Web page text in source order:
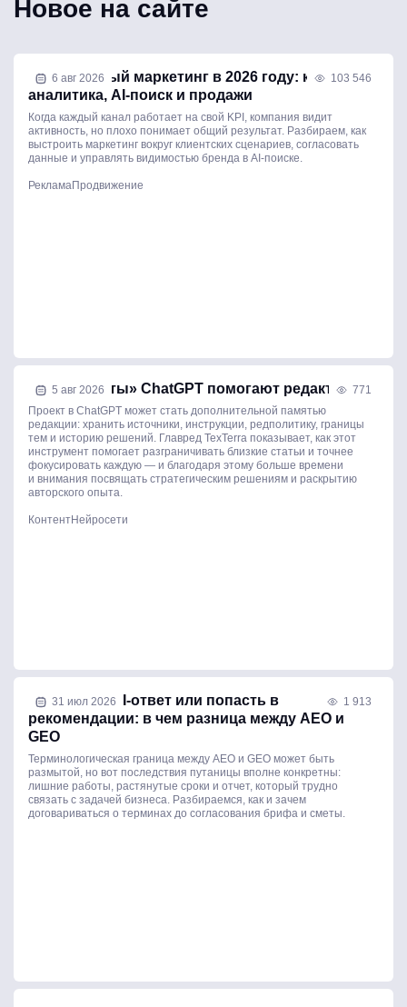
Новое на сайте
6 авг 2026 103 546
Комплексный маркетинг в 2026 году: каналы,
аналитика, AI-поиск и продажи
Когда каждый канал работает на свой KPI, компания видит
активность, но плохо понимает общий результат. Разбираем, как
выстроить маркетинг вокруг клиентских сценариев, согласовать
данные и управлять видимостью бренда в AI-поиске.
РекламаПродвижение
5 авг 2026 771
Как «Проекты» ChatGPT помогают редакторам
Проект в ChatGPT может стать дополнительной памятью
редакции: хранить источники, инструкции, редполитику, границы
тем и историю решений. Главред TexTerra показывает, как этот
инструмент помогает разграничивать близкие статьи и точнее
фокусировать каждую — и благодаря этому больше времени
и внимания посвящать стратегическим решениям и раскрытию
авторского опыта.
КонтентНейросети
31 июл 2026 1 913
Исправить AI-ответ или попасть в
рекомендации: в чем разница между AEO и
GEO
Терминологическая граница между AEO и GEO может быть
размытой, но вот последствия путаницы вполне конкретны:
лишние работы, растянутые сроки и отчет, который трудно
связать с задачей бизнеса. Разбираемся, как и зачем
договариваться о терминах до согласования брифа и сметы.